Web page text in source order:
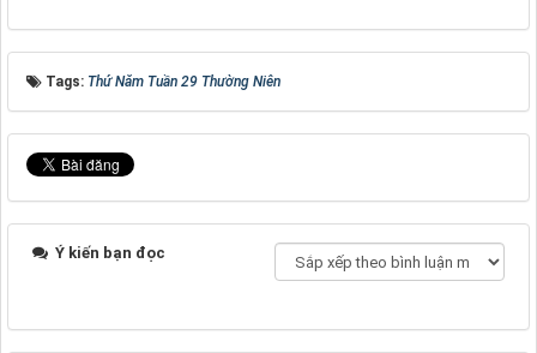
Tags: Thứ Năm Tuần 29 Thường Niên
Ý kiến bạn đọc